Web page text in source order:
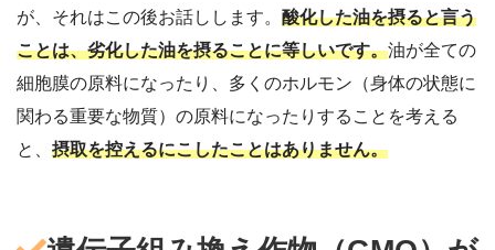
が、それはこの後お話しします。 酸化した油を摂ると言う
ことは、劣化した油を摂ることに等しいです。油が全ての
細胞膜の原料になったり、多くのホルモン（身体の状態に
関わる重要な物質）の原料になったりすることを考える
と、 摂取を控えるにこしたことはありません。